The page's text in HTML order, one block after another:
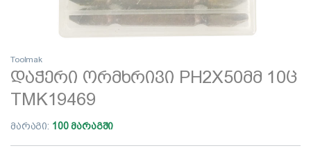
Toolmak
დაჭერი ორმხრივი PH2X50მმ 10ც
TMK19469
მარაგი: 100 მარაგში